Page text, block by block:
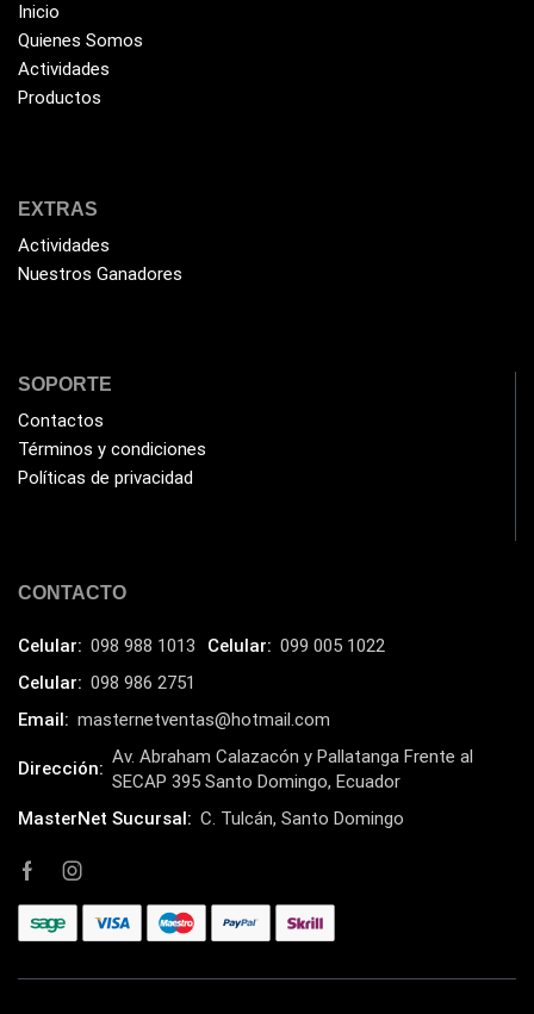
Inicio
Quienes Somos
Actividades
Productos
EXTRAS
Actividades
Nuestros Ganadores
SOPORTE
Contactos
Términos y condiciones
Políticas de privacidad
CONTACTO
Celular: 098 988 1013 Celular: 099 005 1022
Celular: 098 986 2751
Email: masternetventas@hotmail.com
Dirección:
Av. Abraham Calazacón y Pallatanga Frente al
SECAP 395 Santo Domingo, Ecuador
MasterNet Sucursal: C. Tulcán, Santo Domingo